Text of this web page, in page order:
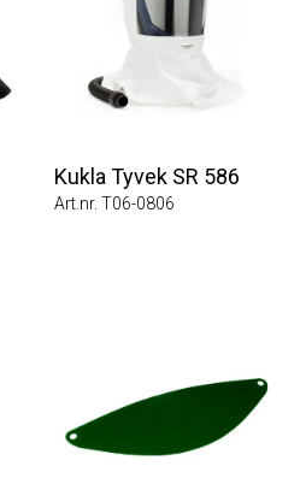
Kukla Tyvek SR 586
Art.nr. T06-0806